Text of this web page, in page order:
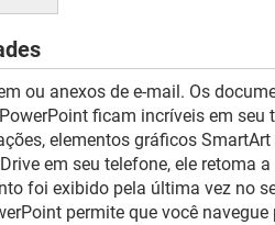
ou anexos de e-mail. Os
ficam incríveis em seu
elementos gráficos
em seu telefone, ele retoma
foi exibido pela última vez no
permite que você